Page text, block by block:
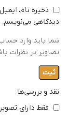
نقد و بررسی‌ها
فقط دارای تصویر
ذخیره نام،
دیدگاهی می‌نویسم.
شما باید وارد
تصاویر در نظرات